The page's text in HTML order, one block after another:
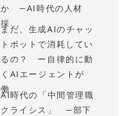
か —AI時代の人材
採...
まだ、生成AIのチャッ
トボットで消耗してい
るの？ ー自律的に動
くAIエージェントが
働...
AI時代の「中間管理職
クライシス」 —部下